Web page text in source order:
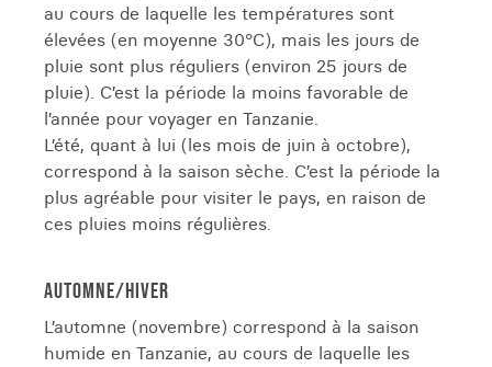
au cours de laquelle les températures sont
élevées (en moyenne 30°C), mais les jours de
pluie sont plus réguliers (environ 25 jours de
pluie). C’est la période la moins favorable de
l’année pour voyager en Tanzanie.
L’été, quant à lui (les mois de juin à octobre),
correspond à la saison sèche. C’est la période la
plus agréable pour visiter le pays, en raison de
ces pluies moins régulières.
AUTOMNE/HIVER
L’automne (novembre) correspond à la saison
humide en Tanzanie, au cours de laquelle les